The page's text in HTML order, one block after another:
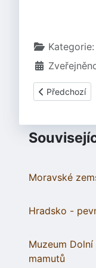
Základní
Kategorie:
Předchozí
Předchozí
Moravské
Hradsko -
Muzeum
mamutů